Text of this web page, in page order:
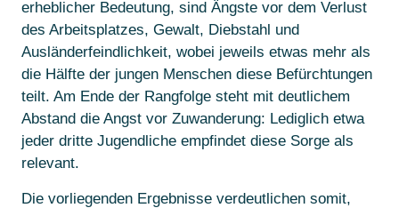
erheblicher Bedeutung, sind Ängste vor dem Verlust
des Arbeitsplatzes, Gewalt, Diebstahl und
Ausländerfeindlichkeit, wobei jeweils etwas mehr als
die Hälfte der jungen Menschen diese Befürchtungen
teilt. Am Ende der Rangfolge steht mit deutlichem
Abstand die Angst vor Zuwanderung: Lediglich etwa
jeder dritte Jugendliche empfindet diese Sorge als
relevant.
Die vorliegenden Ergebnisse verdeutlichen somit,